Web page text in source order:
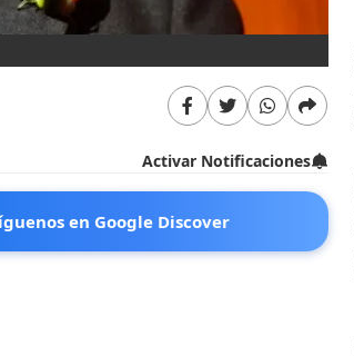
Activar Notificaciones
en Google Discover